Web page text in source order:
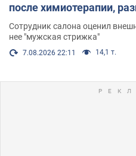
после химиотерапии,
Сотрудник салона оценил
нее "мужская стрижка"
7.08.2026 22:11 14,1 т.